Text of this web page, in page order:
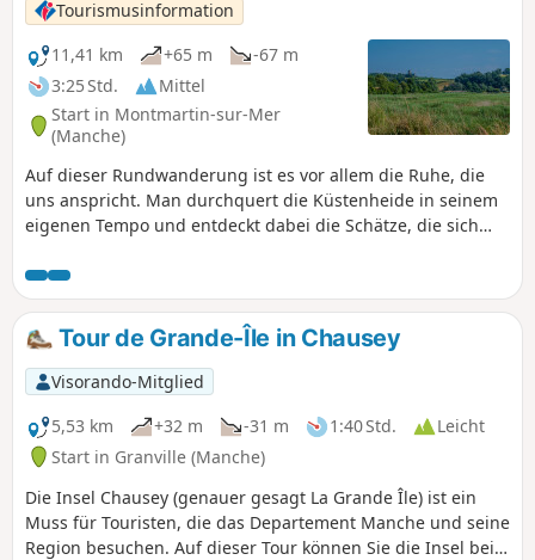
Tourismusinformation
11,41 km
+65 m
-67 m
3:25 Std.
Mittel
Start in Montmartin-sur-Mer
(Manche)
Auf dieser Rundwanderung ist es vor allem die Ruhe, die
uns anspricht. Man durchquert die Küstenheide in seinem
eigenen Tempo und entdeckt dabei die Schätze, die sich
Tour de Grande-Île in Chausey
Visorando-Mitglied
5,53 km
+32 m -31 m 1:40 Std.
Leicht
Start in Granville (Manche)
Die Insel Chausey (genauer gesagt La Grande Île) ist ein
Muss für Touristen, die das Departement Manche und seine
Region besuchen. Auf dieser Tour können Sie die Insel bei